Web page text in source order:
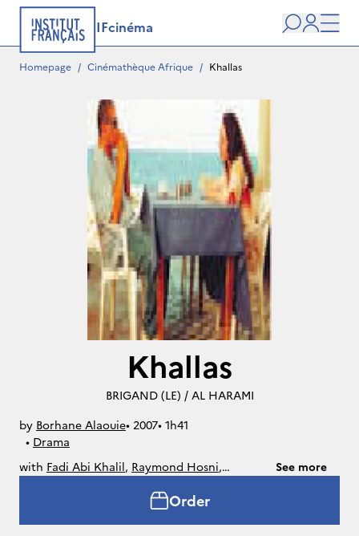
IFcinéma
Search
user
Homepage / Cinémathèque Afrique / Khallas
Khallas
BRIGAND (LE) / AL HARAMI
by Borhane Alaouie• 2007• 1h41
• Drama
with Fadi Abi Khalil, Raymond Hosni,
Hamzeh Nasrallah,Ovidio Al Hout
See more
Order